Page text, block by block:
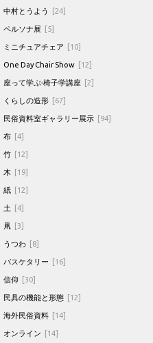
中村とうよう [24]
ペルソナ展 [5]
ミニチュアチェア [10]
One Day Chair Show [12]
座って学ぶ-椅子学講座 [2]
くらしの造形 [67]
民俗資料室ギャラリー展示 [94]
布 [4]
竹 [12]
木 [19]
紙 [12]
土 [4]
凧 [3]
うつわ [8]
バスケタリー [16]
信仰 [30]
民具の機能と形態 [12]
海外民俗資料 [14]
オンライン [14]